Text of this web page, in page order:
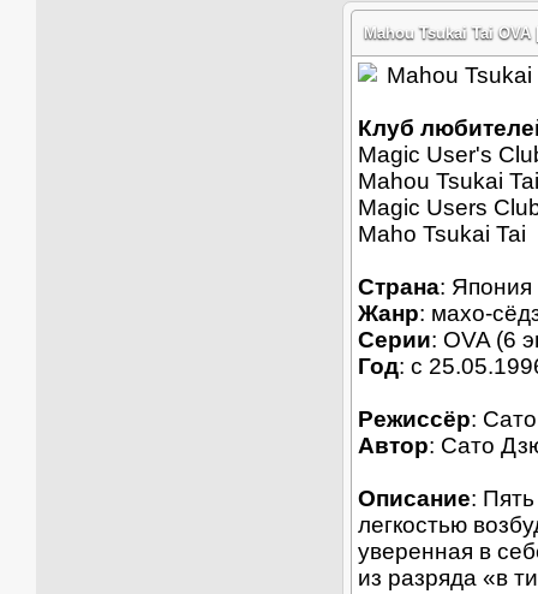
Mahou Tsukai Tai
Клуб
Magic User's
Mahou Tsukai
Magic Users
Maho Tsukai Tai
Страна: Япония
Жанр: махо-
Серии: OVA (6
Год: c
Режиссёр:
Автор: Сато
Описание:
легкостью
уверенная в
из разряда «в